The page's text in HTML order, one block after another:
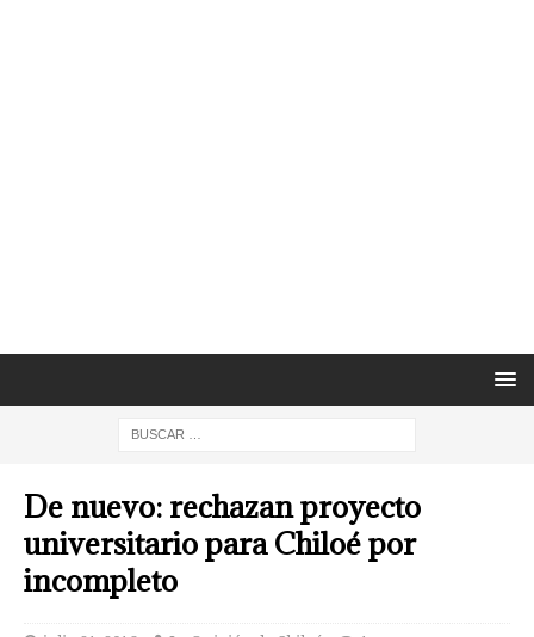
De nuevo: rechazan proyecto
universitario para Chiloé por
incompleto